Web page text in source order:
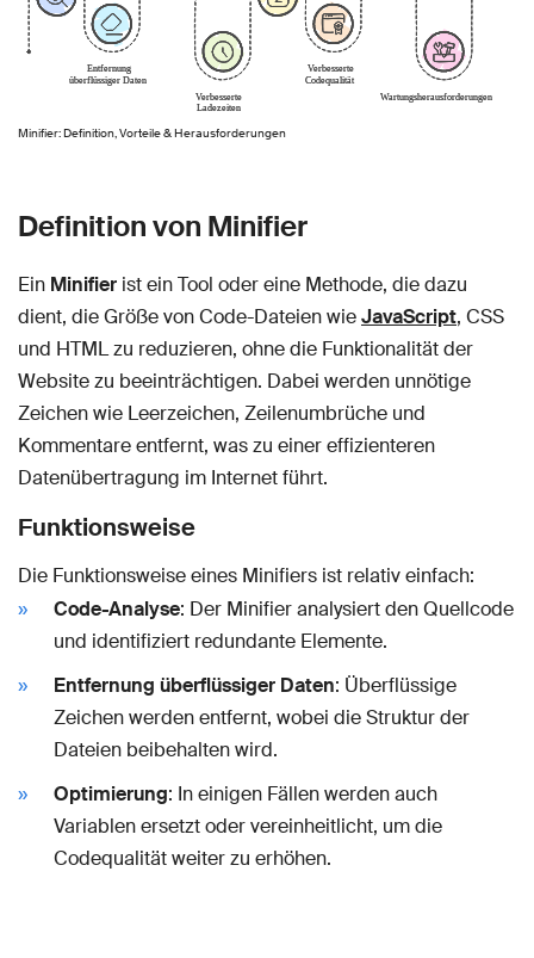
Minifier: Definition, Vorteile & Herausforderungen
Definition von Minifier
Ein Minifier ist ein Tool oder eine Methode, die dazu
dient, die Größe von Code-Dateien wieJavaScript, CSS
und HTML zu reduzieren, ohne die Funktionalität der
Website zu beeinträchtigen. Dabei werden unnötige
Zeichen wie Leerzeichen, Zeilenumbrüche und
Kommentare entfernt, was zu einer effizienteren
Datenübertragung im Internet führt.
Funktionsweise
Die Funktionsweise eines Minifiers ist relativ einfach:
Code-Analyse: Der Minifier analysiert den Quellcode
und identifiziert redundante Elemente.
Entfernung überflüssiger Daten: Überflüssige
Zeichen werden entfernt, wobei die Struktur der
Dateien beibehalten wird.
Optimierung: In einigen Fällen werden auch
Variablen ersetzt oder vereinheitlicht, um die
Codequalität weiter zu erhöhen.